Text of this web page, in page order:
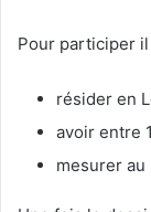
Pour participer il
résider en
avoir entre
mesurer au